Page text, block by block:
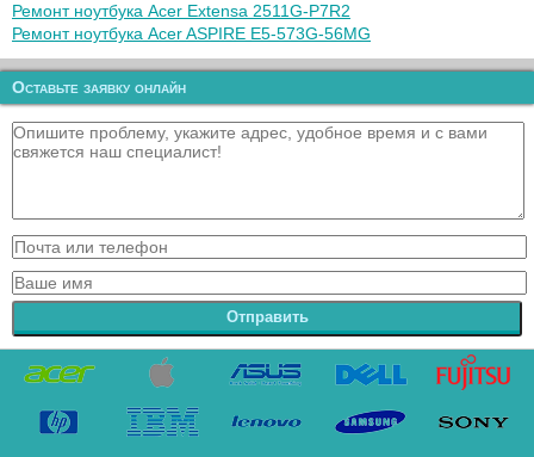
Ремонт ноутбука Acer Extensa 2511G-P7R2
Ремонт ноутбука Acer ASPIRE E5-573G-56MG
Оставьте заявку онлайн
Отправить